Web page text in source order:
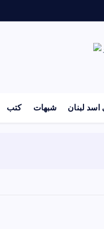
كتب شبهات اسد لبنان